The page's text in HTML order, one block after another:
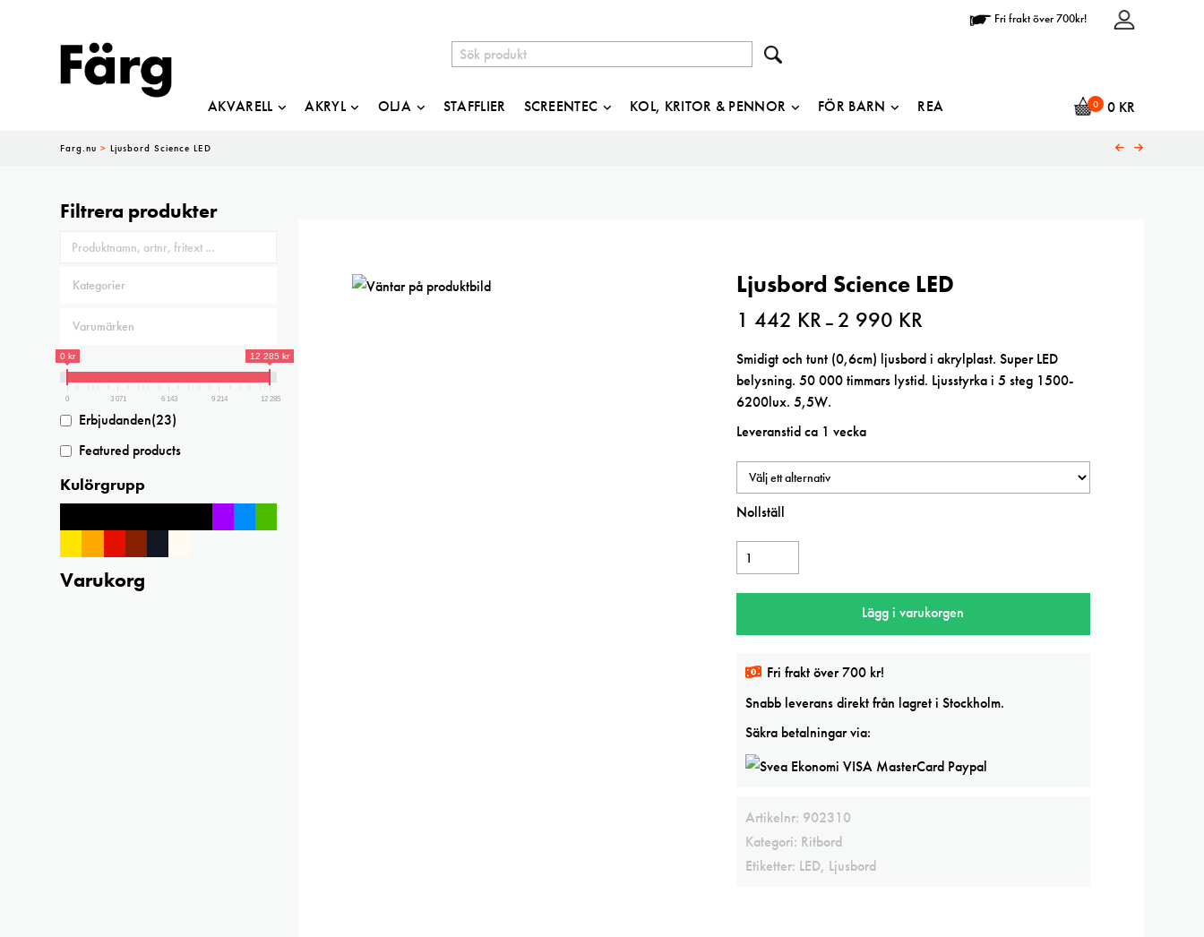
Fri frakt över 700kr!
0 0 KR
AKVARELL AKRYL OLJA STAFFLIER SCREENTEC KOL, KRITOR & PENNOR FÖR BARN REA
Farg.nu >Ljusbord Science LED
Ljusbord Science LED
1 442 KR – 2 990 KR1
till
2
990 kr
Smidigt och tunt (0,6cm) ljusbord i akrylplast. Super LED
belysning. 50 000 timmars lystid. Ljusstyrka i 5 steg 1500-
6200lux. 5,5W.
Leveranstid ca 1 vecka
Nollställ
Ljusbord
Science
Lägg i varukorgen
Fri frakt över 700 kr!
Snabb leverans direkt från lagret i Stockholm.
Säkra betalningar via:
Artikelnr: 902310
Kategori: Ritbord
Etiketter: LED, Ljusbord
Filtrera produkter
0 kr 12 285 kr
0 3 071 6 143 9 214 12 285
Erbjudanden(23)
Featured products
Kulörgrupp
Varukorg